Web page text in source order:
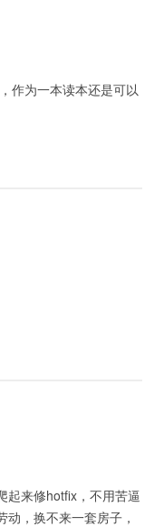
作为一本读本还是可以
起来修hotfix，不用苦逼
，换不来一套房子，